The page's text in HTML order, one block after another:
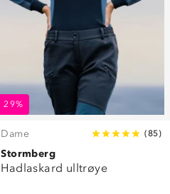
29%
Dame (85)
Stormberg
Hadlaskard ulltrøye